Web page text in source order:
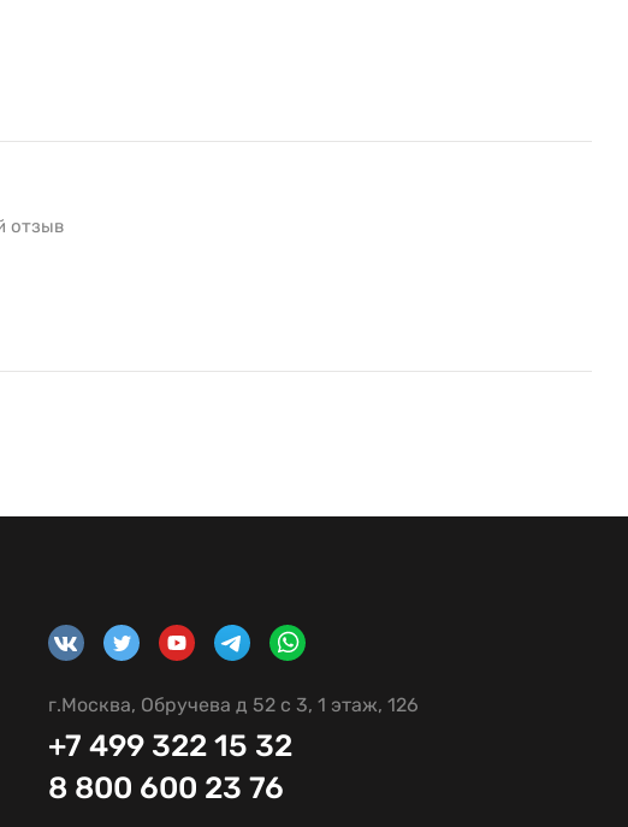
отзыв
г.Москва, Обручева д 52 с 3, 1 этаж, 126
+7 499 322 15 32
8 800 600 23 76